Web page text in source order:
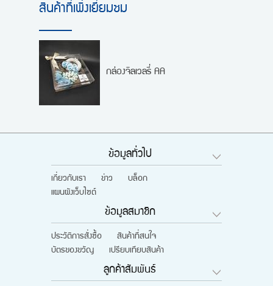
สินค้าที่เพิ่งเยี่ยมชม
กล่องจิลเวลรี่ AA
ข้อมูลทั่วไป
เกี่ยวกับเรา ข่าว
บล็อก
แผนผังเว็บไซต์
ข้อมูลสมาชิก
ประวัติการสั่งซื้อ
สินค้าที่สนใจ
บัตรของขวัญ
เปรียบเทียบสินค้า
ลูกค้าสัมพันธ์